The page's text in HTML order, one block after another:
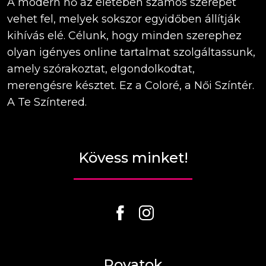
vehet fel, melyek sokszor egyidőben állítják
kihívás elé. Célunk, hogy minden szerephez
olyan igényes online tartalmat szolgáltassunk,
amely szórakoztat, elgondolkodtat,
merengésre késztet. Ez a Coloré, a Női Színtér.
A Te Színtered.
Kövess minket!